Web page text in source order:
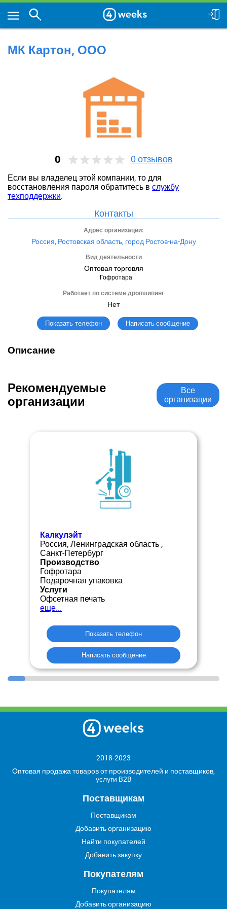
МК Картон, ООО
0 0 отзывов
Если вы владелец этой компании, то для
восстановления пароля обратитесь в службу
техподдержки.
Контакты
Адрес организации:
Россия, Ростовская область, город Ростов-на-Дону
Вид деятельности
Оптовая торговля
Гофротара
Работает по системе дропшипинг
Нет
Показать телефон Написать сообщение
Описание
Рекомендуемые
организации
Все
организации
Калкулэйт
Россия, Ленинградская область ,
Санкт-Петербург
Производство
Гофротара
Подарочная упаковка
Услуги
Офсетная печать
еще...
Показать телефон
Написать сообщение
2018-2023
Оптовая продажа товаров от производителей и поставщиков,
услуги B2B
Поставщикам
Поставщикам
Добавить организацию
Найти покупателей
Добавить закупку
Покупателям
Покупателям
Добавить организацию